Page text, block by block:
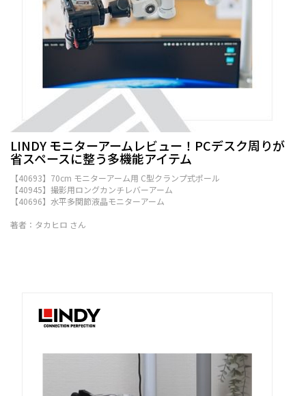
LINDY モニターアームレビュー！PCデスク周りが
省スペースに整う多機能アイテム
【40693】70cm モニターアーム用 C型クランプ式ポール
【40945】撮影用ロングカンチレバーアーム
【40696】水平多関節液晶モニターアーム
著者：タカヒロ さん